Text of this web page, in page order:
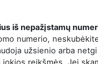
iš nepažįstamų
numerio,
užsienio arba
reikšmės. Jei